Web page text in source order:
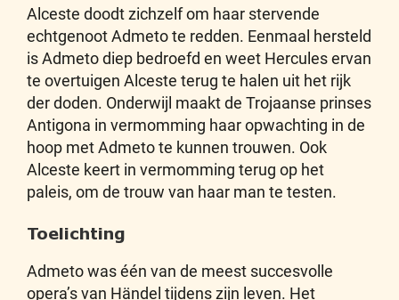
Alceste doodt zichzelf om haar stervende
echtgenoot Admeto te redden. Eenmaal hersteld
is Admeto diep bedroefd en weet Hercules ervan
te overtuigen Alceste terug te halen uit het rijk
der doden. Onderwijl maakt de Trojaanse prinses
Antigona in vermomming haar opwachting in de
hoop met Admeto te kunnen trouwen. Ook
Alceste keert in vermomming terug op het
paleis, om de trouw van haar man te testen.
Toelichting
Admeto was één van de meest succesvolle
opera’s van Händel tijdens zijn leven. Het